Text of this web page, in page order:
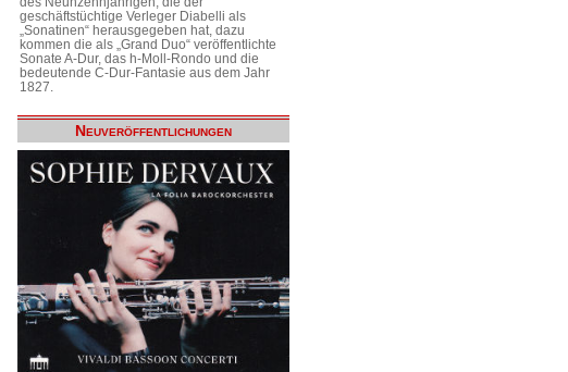
geschäftstüchtige Verleger Diabelli als
„Sonatinen“ herausgegeben hat, dazu
kommen die als „Grand Duo“ veröffentlichte
Sonate A-Dur, das h-Moll-Rondo und die
bedeutende C-Dur-Fantasie aus dem Jahr
1827.
Neuveröffentlichungen